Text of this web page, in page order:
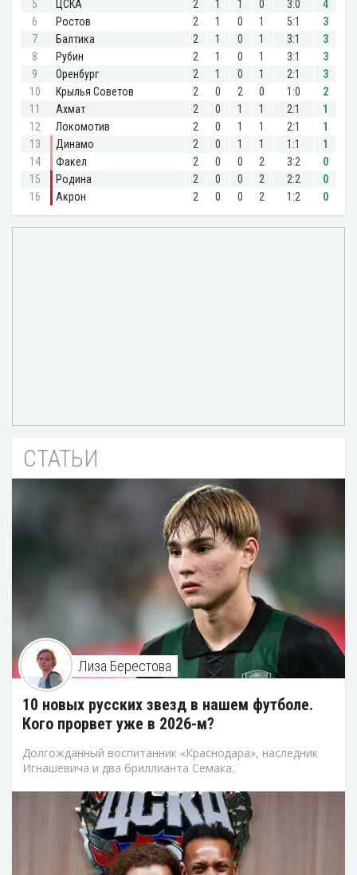
СТАТЬИ
Лиза Берестова
10 новых русских звезд в нашем футболе.
Кого прорвет уже в 2026-м?
Долгожданный воспитанник «Краснодара», наследник
Игнашевича и два бриллианта Семака.